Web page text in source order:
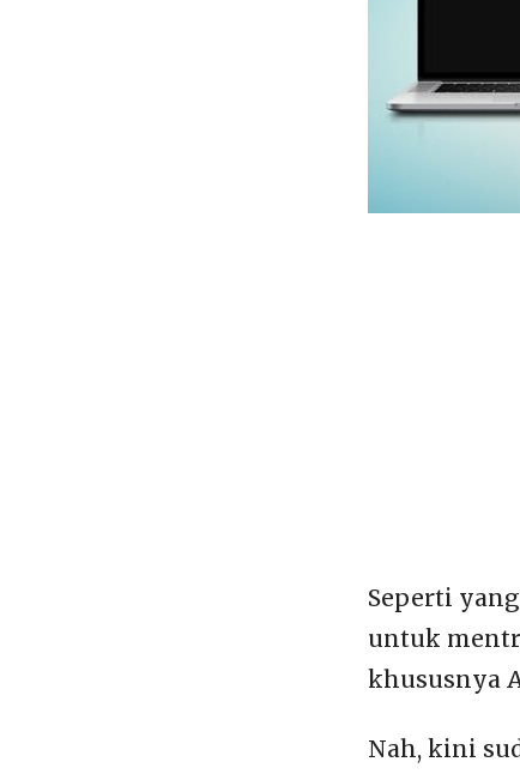
Seperti
untuk
khususnya
Nah, kini